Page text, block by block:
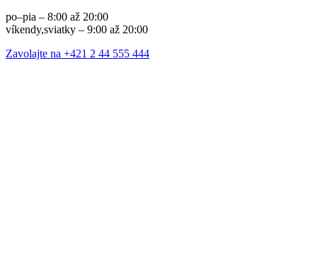
po–pia – 8:00 až 20:00
víkendy,sviatky – 9:00 až 20:00
Zavolajte na +421 2 44 555 444